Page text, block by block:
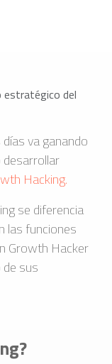
estratégico del
va ganando
Hacking.
se diferencia
las funciones
Growth Hacker
sus